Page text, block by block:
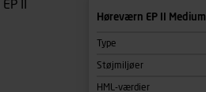
Høreværn EP II Medium
Type
Støjmiljøer
HML-værdier